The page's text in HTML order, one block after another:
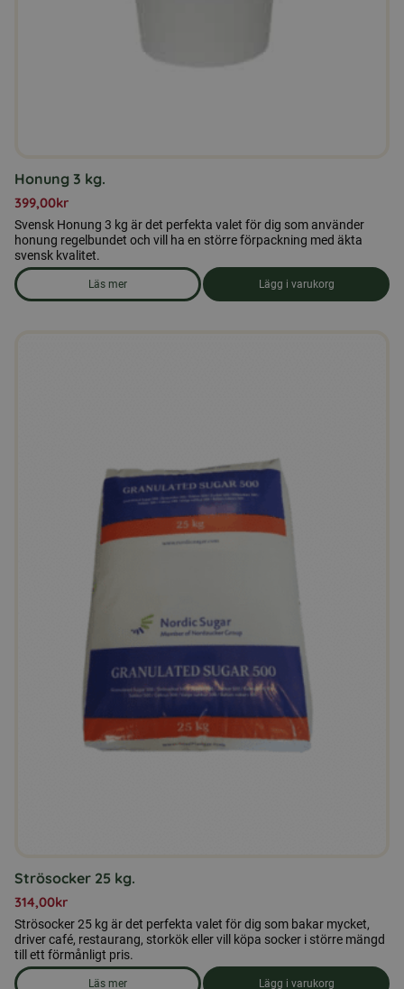
Honung 3 kg.
399,00kr
Svensk Honung 3 kg är det perfekta valet för dig som använder
honung regelbundet och vill ha en större förpackning med äkta
svensk kvalitet.
Läs mer
om produkten Honung 3 kg.
Lägg i varukorg
Strösocker 25 kg.
314,00kr
Strösocker 25 kg är det perfekta valet för dig som bakar mycket,
driver café, restaurang, storkök eller vill köpa socker i större mängd
till ett förmånligt pris.
Läs mer Lägg i varukorg